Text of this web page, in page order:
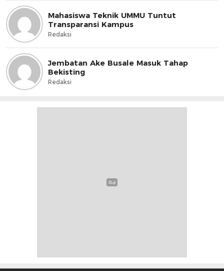
Mahasiswa Teknik UMMU Tuntut
Transparansi Kampus
Redaksi
Jembatan Ake Busale Masuk Tahap
Bekisting
Redaksi